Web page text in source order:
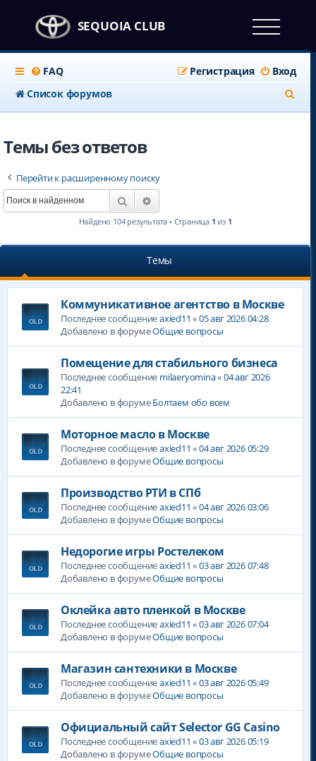
SEQUOIA CLUB
FAQ Вход
Регистрация
Список форумов
о
Темы без ответов
Перейти к расширенному поиску
Поиск
Найдено 104 результата • Страница 1 из 1
Темы
Коммуникативное агентство в Москве
Последнее сообщениеaxied11 «05 авг 2026 04:28
Добавлено в форумеОбщие вопросы
Помещение для стабильного бизнеса
Последнее сообщение milaeryomina«04 авг 2026
22:41
Добавлено в форумеБолтаем обо всем
Моторное масло в Москве
Последнее сообщениеaxied11 «04 авг 2026 05:29
Добавлено в форумеОбщие вопросы
Производство РТИ в СПб
Последнее сообщениеaxied11 «04 авг 2026 03:06
Добавлено в форумеОбщие вопросы
Недорогие игры Ростелеком
Последнее сообщениеaxied11 «03 авг 2026 07:48
Добавлено в форумеОбщие вопросы
Оклейка авто пленкой в Москве
Последнее сообщениеaxied11 «03 авг 2026 07:04
Добавлено в форумеОбщие вопросы
Магазин сантехники в Москве
Последнее сообщениеaxied11 «03 авг 2026 05:49
Добавлено в форумеОбщие вопросы
Официальный сайт Selector GG Casino
Последнее сообщениеaxied11 «03 авг 2026 05:19
Добавлено в форумеОбщие вопросы